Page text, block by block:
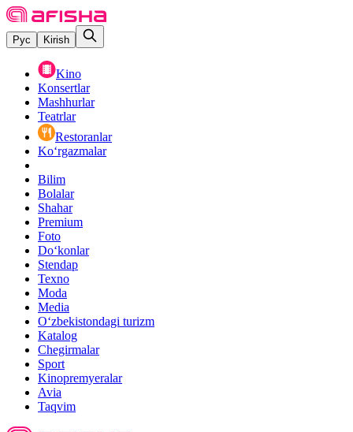
Рус Kirish
Kino
Konsertlar
Mashhurlar
Teatrlar
Restoranlar
Ko‘rgazmalar
Bilim
Bolalar
Shahar
Premium
Foto
Do‘konlar
Stendap
Texno
Moda
Media
O‘zbekistondagi turizm
Katalog
Chegirmalar
Sport
Kinopremyeralar
Avia
Taqvim